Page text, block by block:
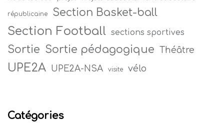
républicaine Section Basket-ball
Section Football sections sportives
Sortie Sortie pédagogique Théâtre
UPE2A UPE2A-NSA visite vélo
Catégories